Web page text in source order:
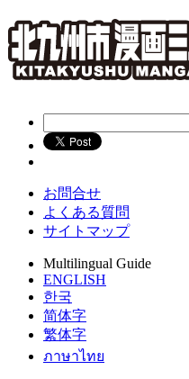
お問合せ
よくある質問
サイトマップ
Multilingual Guide
ENGLISH
한국
简体字
繁体字
ภาษาไทย